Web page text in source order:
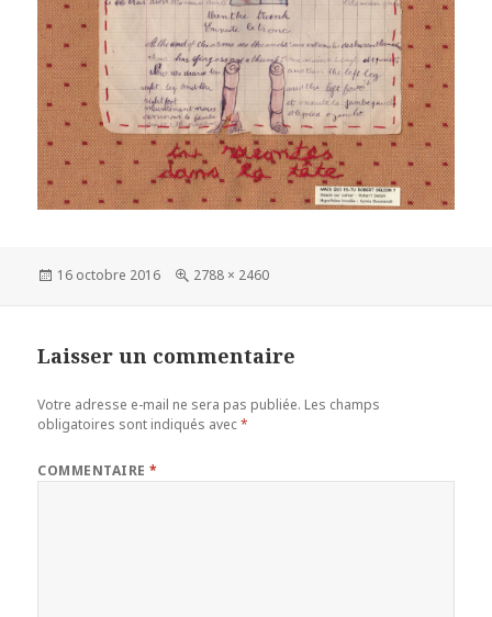
Publié
16 octobre 2016
Taille
2788 × 2460
Laisser un commentaire
Votre adresse e-mail ne sera pas publiée. Les champs
obligatoires sont indiqués avec*
COMMENTAIRE*